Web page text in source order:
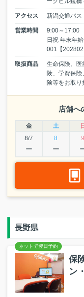
アクセス 新潟交通バ
営業時間
9:00～17:00
日祝 年末年
001【
取扱商品
生命保険、医
険、学資保
険等をお取り
店舗へ
金 土 日
8/7
8 9
ー ー
長野県
保
ン